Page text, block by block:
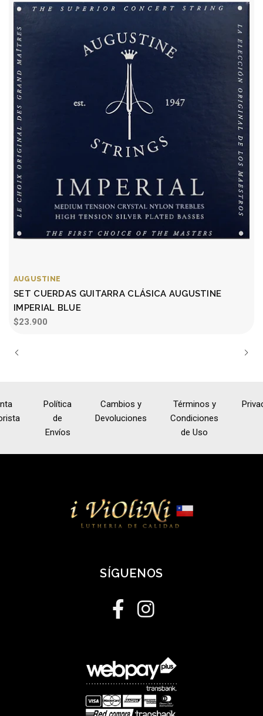
AUGUSTINE
SET CUERDAS GUITARRA CLÁSICA AUGUSTINE
IMPERIAL BLUE
$23.900
Política
de
Envíos
Cambios y
Devoluciones
Términos y
Condiciones
de Uso
SÍGUENOS